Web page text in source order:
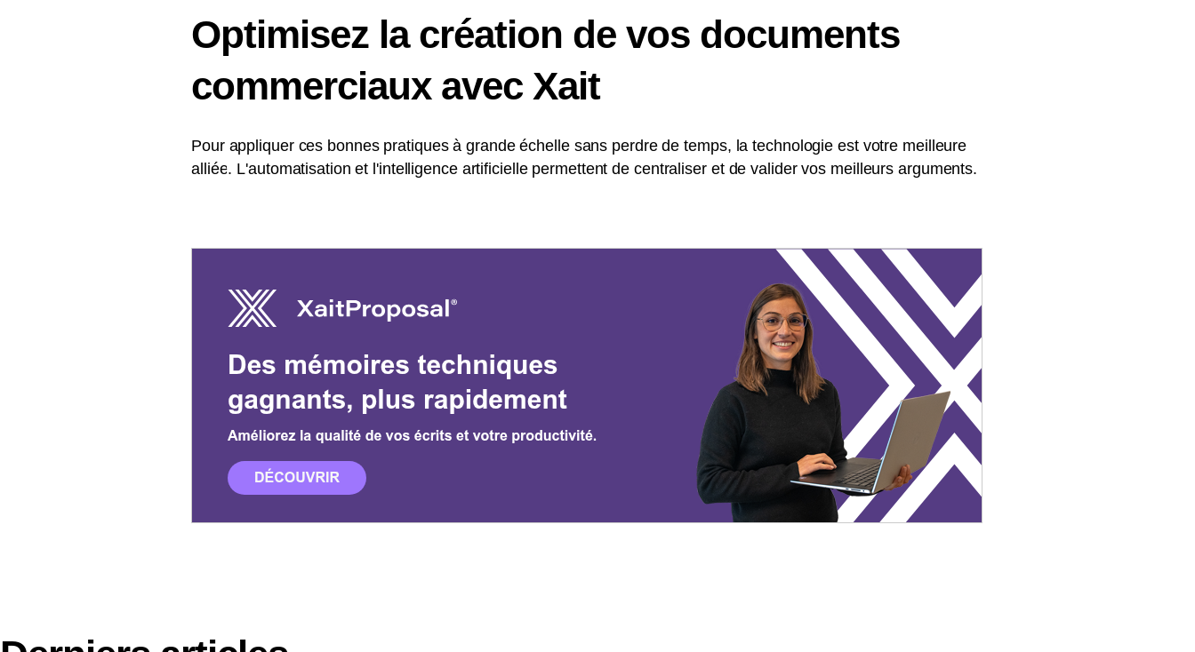
Optimisez la création de vos documents
commerciaux avec Xait
Pour appliquer ces bonnes pratiques à grande échelle sans perdre de temps, la technologie est votre meilleure
alliée. L'automatisation et l'intelligence artificielle permettent de centraliser et de valider vos meilleurs arguments.